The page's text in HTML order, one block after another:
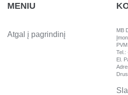
MENIU
Atgal į pagrindinį
MB
Tel.:
El.